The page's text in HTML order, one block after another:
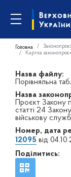
Головна
Картка
Назва файлу:
Порівняльна
Назва
Проєкт Закону
статті 24
військову
Номер, дата
12095 від
Поділитись: